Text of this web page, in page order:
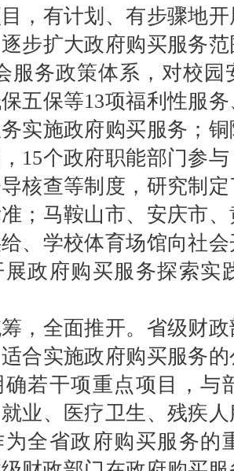
，有计划、有步骤地
步扩大政府购买服务
服务政策体系，对校
五保等13项福利性服
实施政府购买服务；
15个政府职能部门参
核查等制度，研究制
；马鞍山市、安庆市
、学校体育场馆向社
展政府购买服务探索实
全面推开。省级财政
合实施政府购买服务
若干项重点项目，与
业、医疗卫生、残疾
全省政府购买服务的